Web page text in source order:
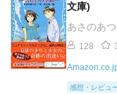
文庫)
あさのあ
128
感想・レビュ